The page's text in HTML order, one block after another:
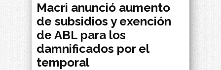
Macri anunció aumento
de subsidios y exención
de ABL para los
damnificados por el
temporal